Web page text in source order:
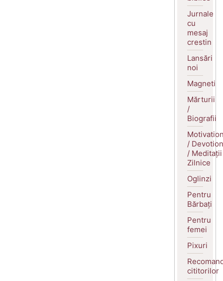
Jurnale
cu
mesaj
crestin
Lansări
noi
Magneti
Mărturii
/
Biografii
/
/ Meditații
Zilnice
Oglinzi
Pentru
Bărbați
Pentru
femei
Pixuri
cititorilor